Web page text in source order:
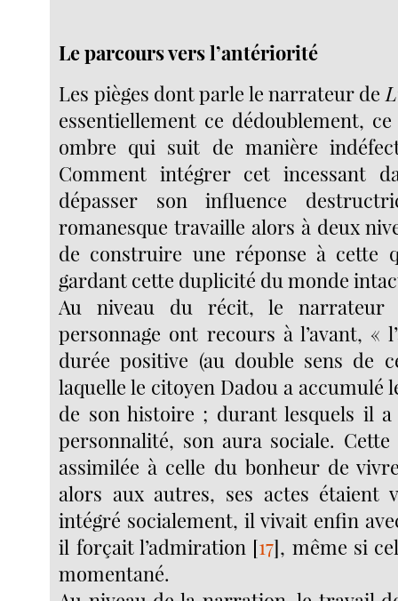
Le parcours vers l’antériorité
Les pièges dont parle le narrateur de
essentiellement ce dédoublement,
ombre qui suit de manière
Comment intégrer cet incessant
dépasser son influence
romanesque travaille alors à deux
de construire une réponse à cette
gardant cette duplicité du monde
Au niveau du récit, le
personnage ont recours à l’avant, «
durée positive (au double sens de
laquelle le citoyen Dadou a accumulé
de son histoire ; durant lesquels il
personnalité, son aura sociale.
assimilée à celle du bonheur de
alors aux autres, ses actes étaient
intégré socialement, il vivait enfin
il forçait l’admiration[17], même si
momentané.